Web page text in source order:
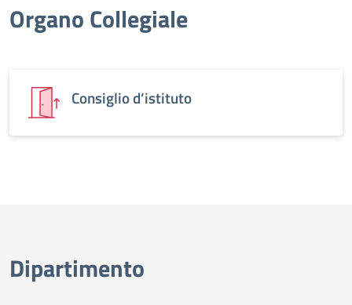
Organo Collegiale
Consiglio d’istituto
Dipartimento